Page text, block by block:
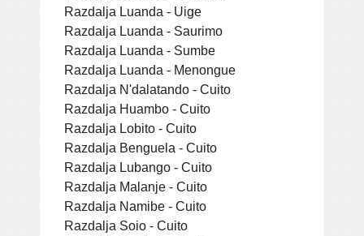
Razdalja Luanda - Uige
Razdalja Luanda - Saurimo
Razdalja Luanda - Sumbe
Razdalja Luanda - Menongue
Razdalja N'dalatando - Cuito
Razdalja Huambo - Cuito
Razdalja Lobito - Cuito
Razdalja Benguela - Cuito
Razdalja Lubango - Cuito
Razdalja Malanje - Cuito
Razdalja Namibe - Cuito
Razdalja Soio - Cuito